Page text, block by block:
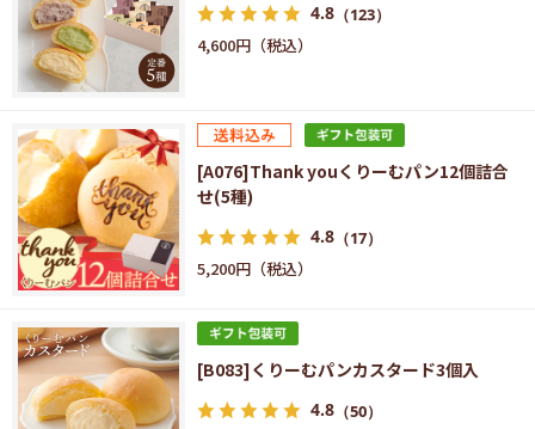
4.8 （123）
4,600円
[A076]Thank youくりーむパン12個詰合
せ(5種)
4.8 （17）
5,200円
[B083]くりーむパンカスタード3個入
4.8 （50）